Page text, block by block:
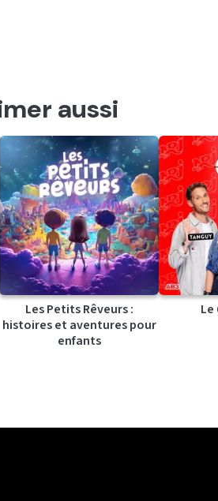
aussi
Les Petits Rêveurs :
histoires et aventures pour
enfants
Le